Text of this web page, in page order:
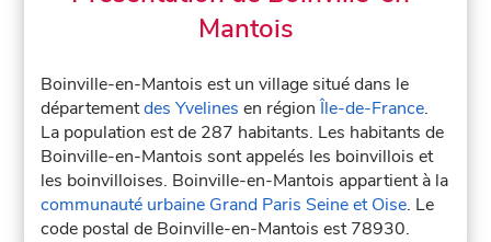
Mantois
Boinville-en-Mantois est un village situé dans le
départementdes Yvelines en régionÎle-de-France.
La population est de 287 habitants. Les habitants de
Boinville-en-Mantois sont appelés les boinvillois et
les boinvilloises. Boinville-en-Mantois appartient à la
communauté urbaine Grand Paris Seine et Oise. Le
code postal de Boinville-en-Mantois est 78930.